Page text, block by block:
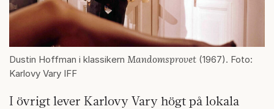
Dustin Hoffman i klassikern Mandomsprovet (1967). Foto:
Karlovy Vary IFF
I övrigt lever Karlovy Vary högt på lokala